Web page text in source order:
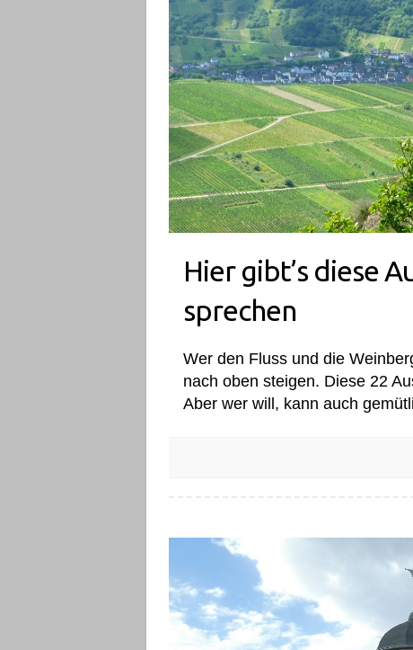
Hier gibt’s diese
sprechen
Wer den Fluss und die
nach oben steigen. Diese 22
Aber wer will, kann auch